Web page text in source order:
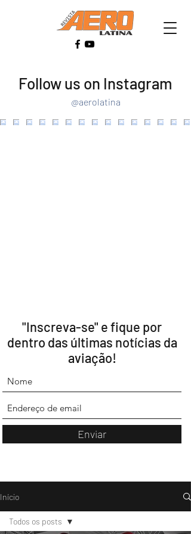
Follow us on Instagram
@aerolatina
"Inscreva-se" e fique por
dentro das últimas notícias da
aviação!
Enviar
Início
Todos os posts